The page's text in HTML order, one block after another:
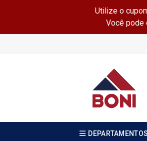
Utilize o
Você pode
DEPARTAMENTOS